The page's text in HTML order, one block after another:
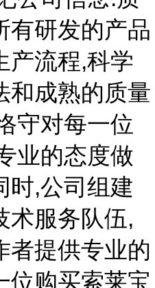
有研发的产品
产流程,科学
和成熟的质量
守对每一位
业的态度做
时,公司组建
术服务队伍,
者提供专业的
位购买索莱宝